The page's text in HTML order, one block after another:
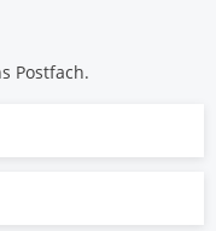
Postfach.